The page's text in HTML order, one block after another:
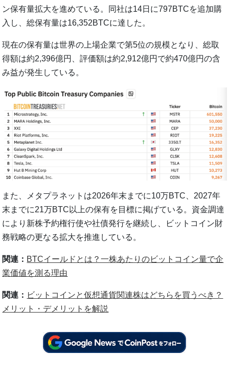
ン保有量拡大を進めている。同社は14日に797BTCを追加購
入し、総保有量は16,352BTCに達した。
現在の保有量は世界の上場企業で第5位の規模となり、総取
得額は約2,396億円、評価額は約2,912億円で約470億円の含
み益が発生している。
また、メタプラネットは2026年末までに10万BTC、2027年
末までに21万BTC以上の保有を目標に掲げている。資金調達
により新株予約権行使や社債発行を継続し、ビットコイン財
務戦略の更なる拡大を推進している。
関連： BTCイールドとは？一株あたりのビットコイン量で企
業価値を測る理由
関連： ビットコインと仮想通貨関連株はどちらを買うべき？
メリット・デメリットを解説